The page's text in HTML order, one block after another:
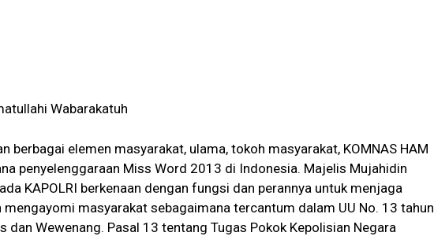
Wabarakatuh
berbagai elemen masyarakat, ulama, tokoh masyarakat, KOMNAS HAM
penyelenggaraan Miss Word 2013 di Indonesia. Majelis Mujahidin
KAPOLRI berkenaan dengan fungsi dan perannya untuk menjaga
mengayomi masyarakat sebagaimana tercantum dalam UU No. 13 tahun
dan Wewenang. Pasal 13 tentang Tugas Pokok Kepolisian Negara